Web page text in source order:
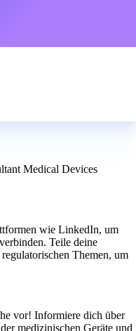
Medical Devices
wie LinkedIn, um
Teile deine
Themen, um
vor! Informiere dich über
medizinischen Geräte und